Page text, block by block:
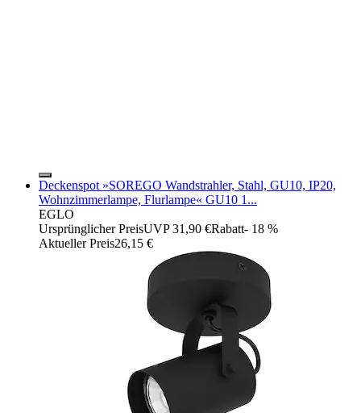
Deckenspot »SOREGO Wandstrahler, Stahl, GU10, IP20,
Wohnzimmerlampe, Flurlampe« GU10 1...
EGLO
Ursprünglicher PreisUVP 31,90 €Rabatt- 18 %
Aktueller Preis26,15 €